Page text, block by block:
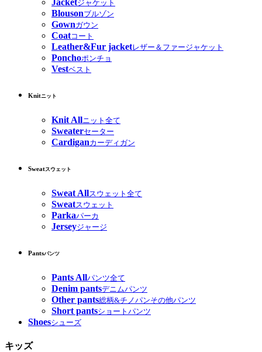
Jacketジャケット
Blousonブルゾン
Gownガウン
Coatコート
Leather&Fur jacketレザー＆ファージャケット
Ponchoポンチョ
Vestベスト
Knitニット
Knit Allニット全て
Sweaterセーター
Cardiganカーディガン
Sweatスウェット
Sweat Allスウェット全て
Sweatスウェット
Parkaパーカ
Jerseyジャージ
Pantsパンツ
Pants Allパンツ全て
Denim pantsデニムパンツ
Other pants総柄&チノパンその他パンツ
Short pantsショートパンツ
Shoesシューズ
キッズ